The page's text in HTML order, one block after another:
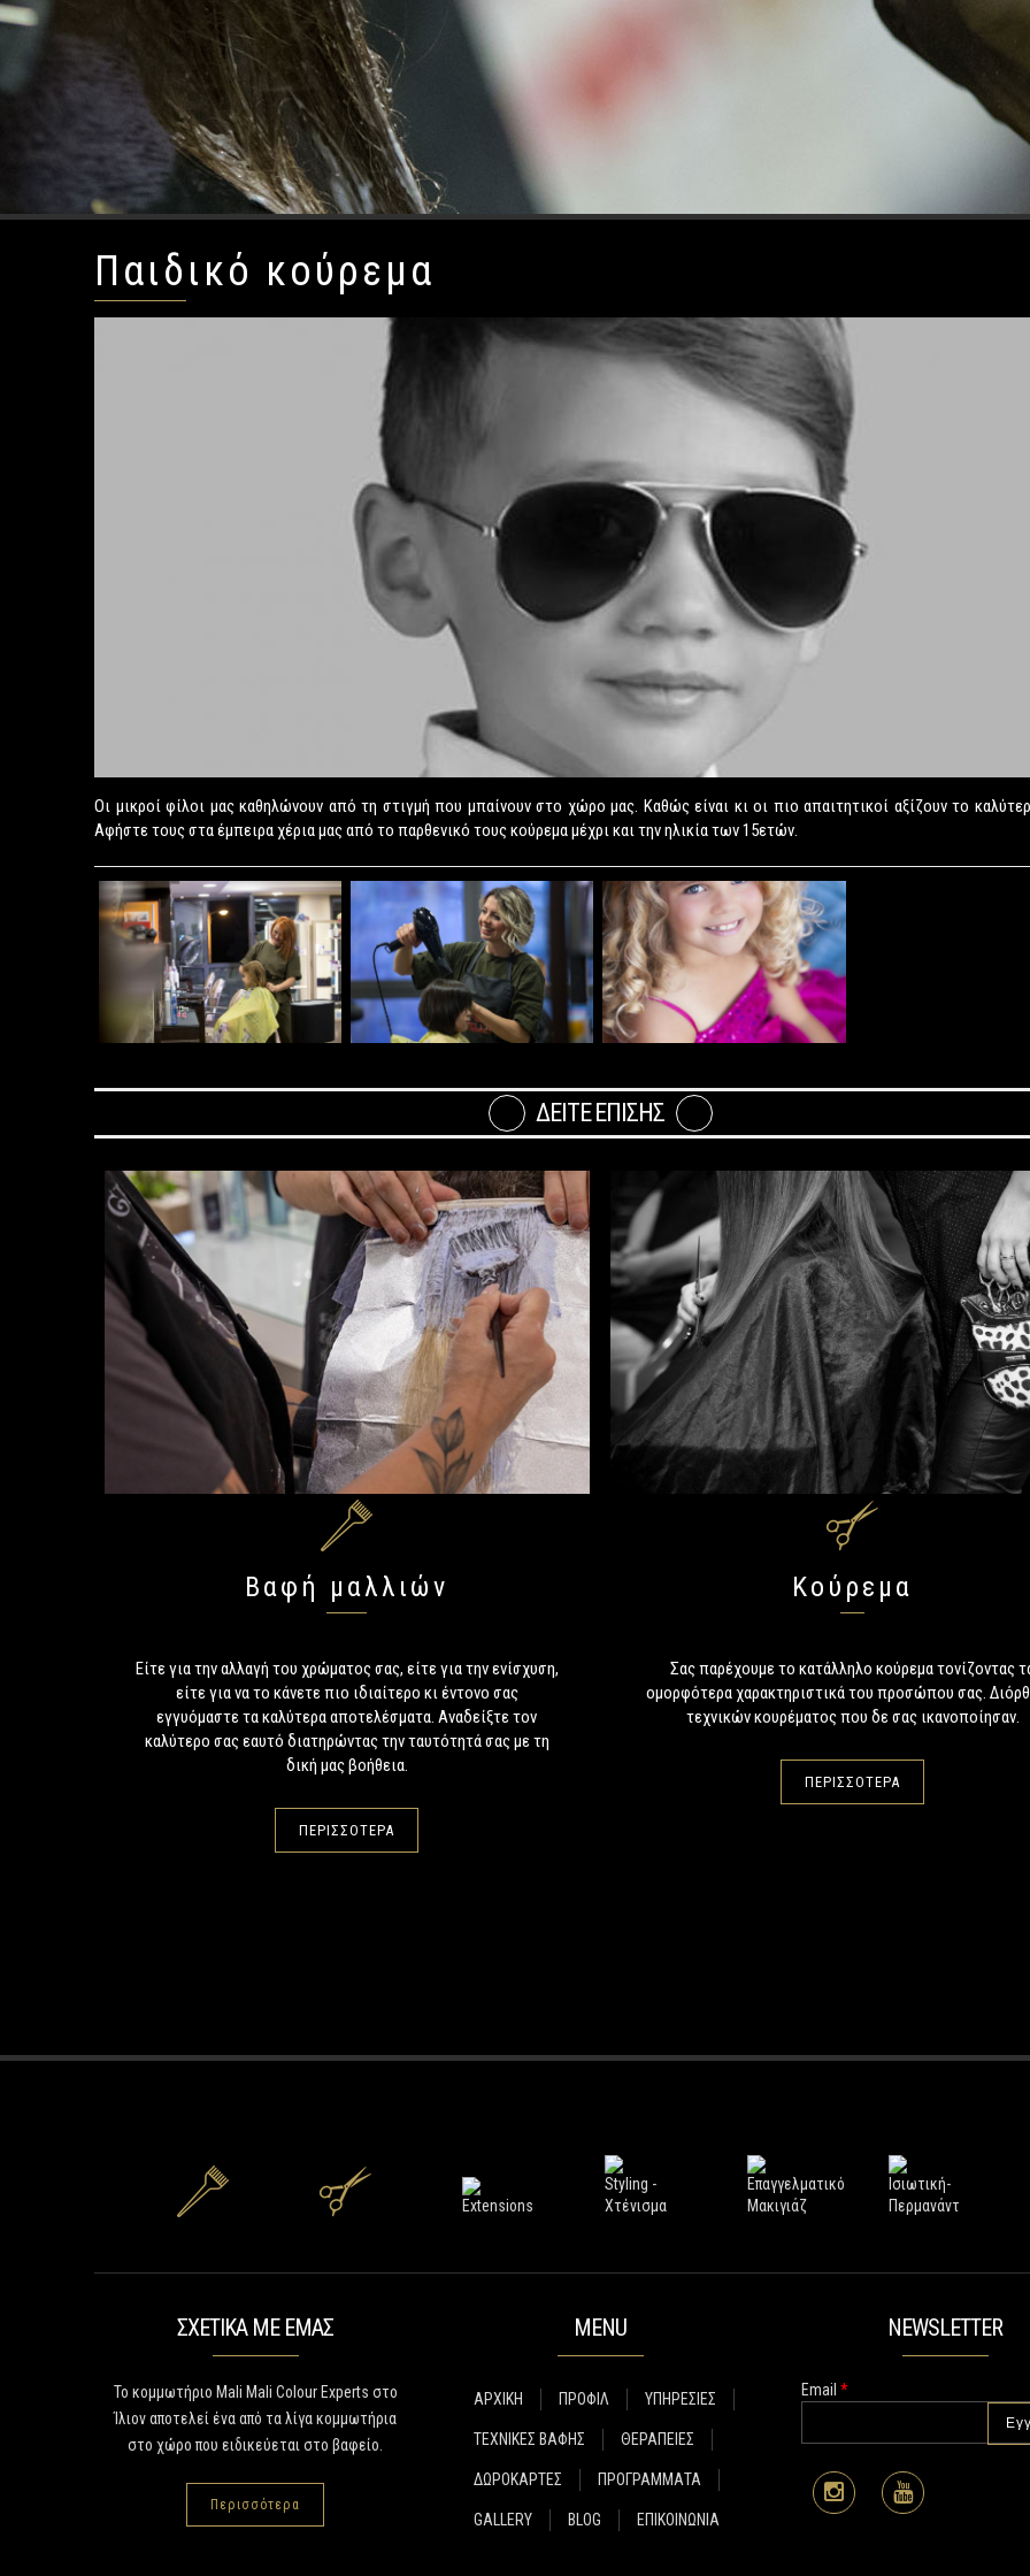
Παιδικό κούρεμα
Οι μικροί φίλοι μας καθηλώνουν από τη στιγμή που μπαίνουν στο χώρο μας. Καθώς είναι κι οι πιο απαιτητικοί αξίζουν το
Αφήστε τους στα έμπειρα χέρια μας από το παρθενικό τους κούρεμα μέχρι και την ηλικία των 15ετών.
ΔΕΙΤΕ ΕΠΙΣΗΣ
Βαφή μαλλιών
Είτε για την αλλαγή του χρώματος σας, είτε για την ενίσχυση,
είτε για να το κάνετε πιο ιδιαίτερο κι έντονο σας
εγγυόμαστε τα καλύτερα αποτελέσματα. Αναδείξτε τον
καλύτερο σας εαυτό διατηρώντας την ταυτότητά σας με τη
δική μας βοήθεια.
ΠΕΡΙΣΣΟΤΕΡΑ
Κούρεμα
Σας παρέχουμε το κατάλληλο κούρεμα τονίζοντας
ομορφότερα χαρακτηριστικά του προσώπου σας.
τεχνικών κουρέματος που δε σας ικανοποίησαν.
ΠΕΡΙΣΣΟΤΕΡΑ
ΣΧΕΤΙΚΑ ΜΕ ΕΜΑΣ
Το κομμωτήριο Mali Mali Colour Experts στο
Ίλιον αποτελεί ένα από τα λίγα κομμωτήρια
στο χώρο που ειδικεύεται στο βαφείο.
Περισσότερα
MENU
ΑΡΧΙΚΗ ΠΡΟΦΙΛ ΥΠΗΡΕΣΙΕΣ
ΤΕΧΝΙΚΕΣ ΒΑΦΗΣ ΘΕΡΑΠΕΙΕΣ
ΔΩΡΟΚΑΡΤΕΣ ΠΡΟΓΡΑΜΜΑΤΑ
GALLERY BLOG ΕΠΙΚΟΙΝΩΝΙΑ
NEWSLETTER
Email *